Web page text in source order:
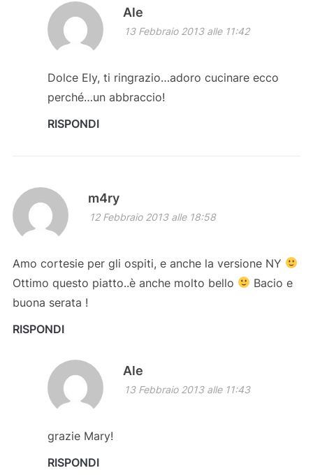
Ale
13 Febbraio 2013 alle 11:42
Dolce Ely, ti ringrazio…adoro cucinare ecco
perché…un abbraccio!
RISPONDI
m4ry
12 Febbraio 2013 alle 18:58
Amo cortesie per gli ospiti, e anche la versione NY
Ottimo questo piatto..è anche molto bello
Bacio e
buona serata !
RISPONDI
Ale
13 Febbraio 2013 alle 11:43
grazie Mary!
RISPONDI